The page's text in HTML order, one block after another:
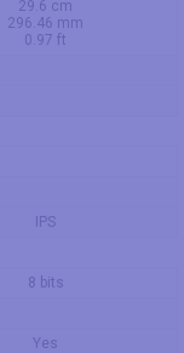
29.6 cm
296.46 mm
0.97 ft
IPS
8 bits
Yes